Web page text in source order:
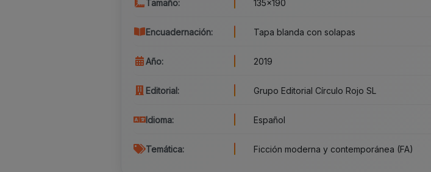
Tamaño: 135x190
Encuadernación: Tapa blanda con solapas
Año: 2019
Editorial: Grupo Editorial Círculo Rojo SL
Idioma: Español
Temática: Ficción moderna y contemporánea (FA)